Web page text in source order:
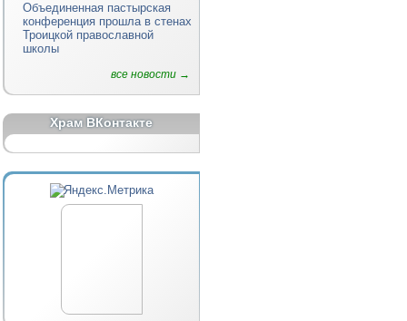
Объединенная пастырская
конференция прошла в стенах
Троицкой православной
школы
все новости →
Храм ВКонтакте